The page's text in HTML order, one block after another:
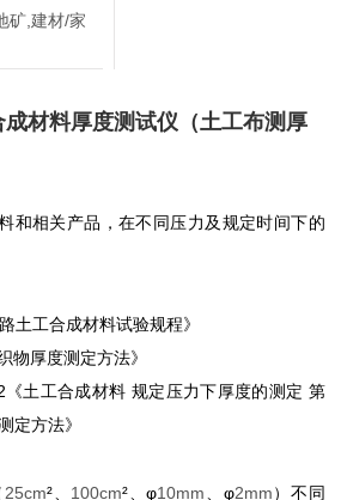
矿,建材/家
成材料厚度测试仪 （土工布测厚
和相关产品，在不同压力及规定时间下的
路土工合成材料试验规程》
物厚度测定方法》
《土工合成材料 规定压力下厚度的测定 第
定方法》
25cm²、 100cm²、φ10mm 、φ2mm）不同